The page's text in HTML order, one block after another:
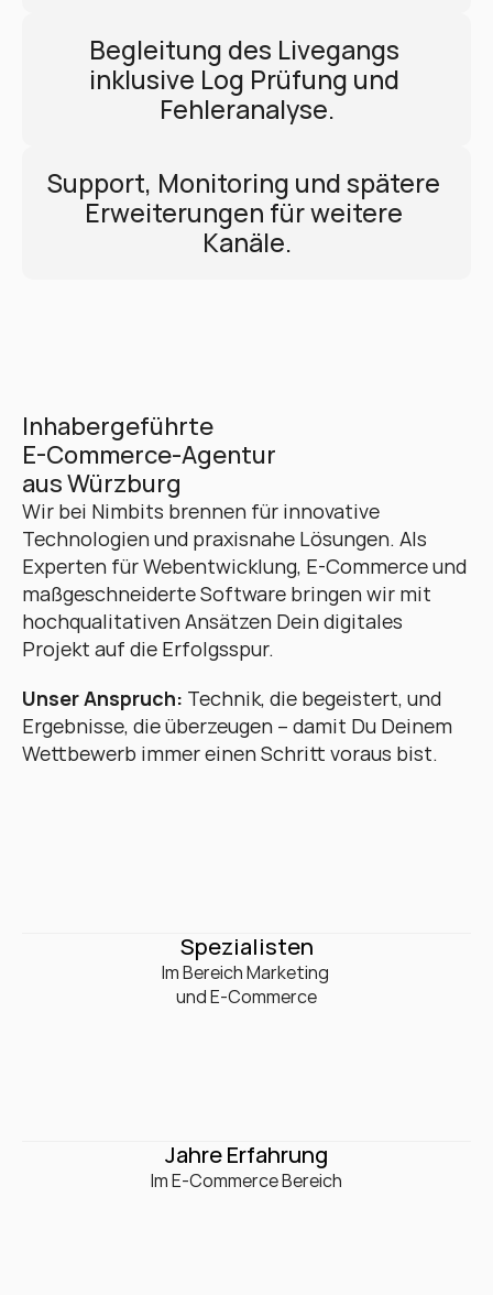
Begleitung des Livegangs
inklusive Log Prüfung und
Fehleranalyse.
Support, Monitoring und spätere
Erweiterungen für weitere
Kanäle.
Inhabergeführte
E-Commerce-Agentur
aus Würzburg
Wir bei Nimbits brennen für innovative
Technologien und praxisnahe Lösungen. Als
Experten für Webentwicklung, E-Commerce und
maßgeschneiderte Software bringen wir mit
hochqualitativen Ansätzen Dein digitales
Projekt auf die Erfolgsspur.
Unser Anspruch: Technik, die begeistert, und
Ergebnisse, die überzeugen – damit Du Deinem
Wettbewerb immer einen Schritt voraus bist.
0+
Spezialisten
Im Bereich Marketing
und E-Commerce
0+
Jahre Erfahrung
Im E-Commerce Bereich